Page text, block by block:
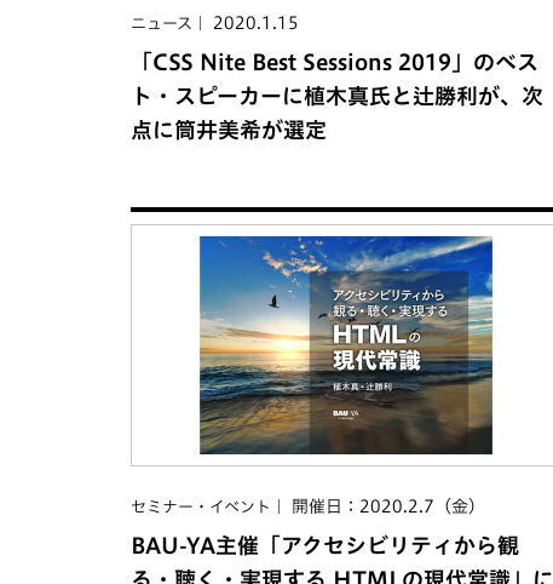
ニュース 2020.1.15
「CSS Nite Best Sessions 2019」のベス
ト・スピーカーに植木真氏と辻勝利が、次
点に筒井美希が選定
セミナー・イベント 開催日：2020.2.7（金）
BAU-YA主催「アクセシビリティから観